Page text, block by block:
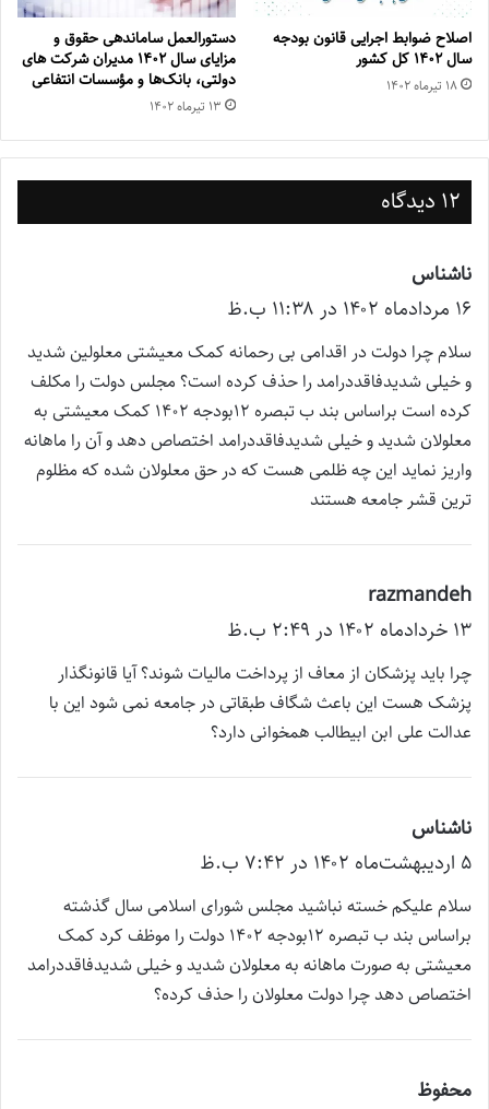
اصلاح ضوابط اجرایی قانون بودجه
سال ۱۴۰۲ کل کشور
۱۸ تیر‌ماه ۱۴۰۲
دستورالعمل ساماندهی حقوق و
مزایای سال ۱۴۰۲ مدیران شرکت های
دولتی، بانک‌ها و مؤسسات انتفاعی
۱۳ تیر‌ماه ۱۴۰۲
12 دیدگاه
ناشناس
ف
ت
:
۱۶ مرداد‌ماه ۱۴۰۲ در ۱۱:۳۸ ب.ظ
سلام چرا دولت در اقدامی بی رحمانه کمک معیشتی معلولین شدید
و خیلی شدیدفاقددرامد را حذف کرده است؟ مجلس دولت را مکلف
کرده است براساس بند ب تبصره 12بودجه 1402 کمک معیشتی به
معلولان شدید و خیلی شدیدفاقددرامد اختصاص دهد و آن را ماهانه
واریز نماید این چه ظلمی هست که در حق معلولان شده که مظلوم
ترین قشر جامعه هستند
razmandeh
ف
ت
:
۱۳ خرداد‌ماه ۱۴۰۲ در ۲:۴۹ ب.ظ
چرا باید پزشکان از معاف از پرداخت مالیات شوند؟ آیا قانونگذار
پزشک هست این باعث شگاف طبقاتی در جامعه نمی شود این با
عدالت علی ابن ابیطالب همخوانی دارد؟
ناشناس
ف
ت
:
۵ اردیبهشت‌ماه ۱۴۰۲ در ۷:۴۲ ب.ظ
سلام علیکم خسته نباشید مجلس شورای اسلامی سال گذشته
براساس بند ب تبصره 12بودجه 1402 دولت را موظف کرد کمک
معیشتی به صورت ماهانه به معلولان شدید و خیلی شدیدفاقددرامد
اختصاص دهد چرا دولت معلولان را حذف کرده؟
محفوظ